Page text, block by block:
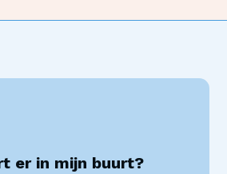
er in mijn buurt?